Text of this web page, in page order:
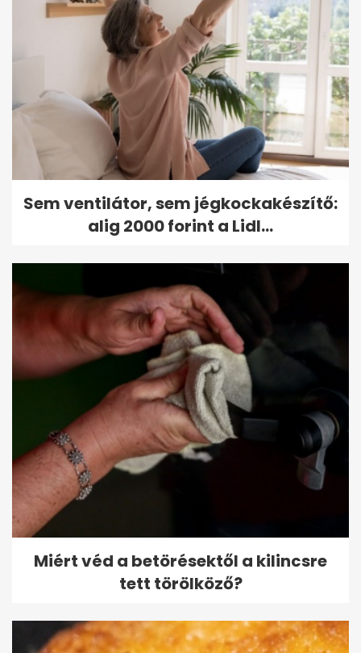
Sem ventilátor, sem jégkockakészítő:
alig 2000 forint a Lidl...
Miért véd a betörésektől a kilincsre
tett törölköző?